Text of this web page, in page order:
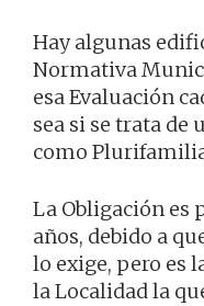
Hay algunas
Normativa
esa Evaluación
sea si se trata
como
La Obligación es
años, debido a
lo exige, pero es
la Localidad la